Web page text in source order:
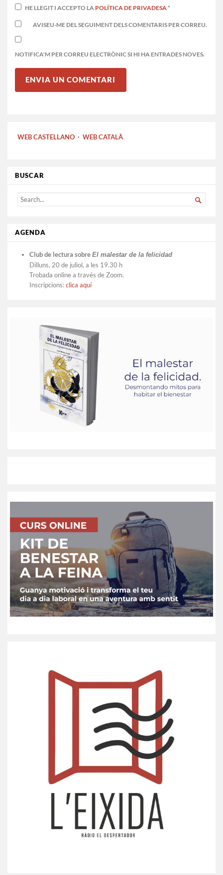
HE LLEGIT I ACCEPTO LA POLÍTICA DE PRIVADESA *
AVISEU-ME DEL SEGUIMENT DELS COMENTARIS PER CORREU.
NOTIFICA'M PER CORREU ELECTRÒNIC SI HI HA ENTRADES NOVES.
WEB CASTELLANO · WEB CATALÀ
BUSCAR
SEARCH
FOR...

AGENDA
Club de lectura sobre El malestar de la felicidad
Dilluns, 20 de juliol, a les 19.30 h
Trobada online a través de Zoom.
Inscripcions:clica aquí